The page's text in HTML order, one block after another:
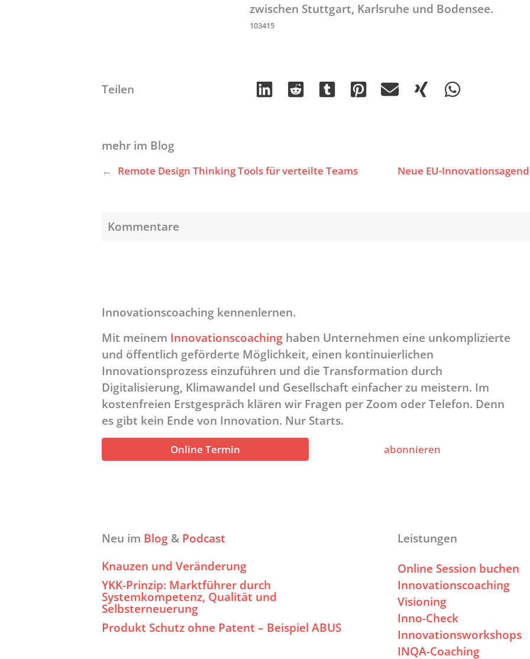
zwischen Stuttgart, Karlsruhe und Bodensee.
103415
Teilen
mehr im Blog
← Remote Design Thinking Tools für verteilte Teams Neue EU-
Kommentare
Innovationscoaching kennenlernen.
Mit meinem Innovationscoaching haben Unternehmen eine unkomplizierte
und öffentlich geförderte Möglichkeit, einen kontinuierlichen
Innovationsprozess einzuführen und die Transformation durch
Digitalisierung, Klimawandel und Gesellschaft einfacher zu meistern. Im
kostenfreien Erstgespräch klären wir Fragen per Zoom oder Telefon. Denn
es gibt kein Ende von Innovation. Nur Starts.
Online Termin abonnieren
Neu im Blog & Podcast
Knauzen und Veränderung
YKK-Prinzip: Marktführer durch
Systemkompetenz, Qualität und
Selbsterneuerung
Produkt Schutz ohne Patent – Beispiel ABUS
Leistungen
Online Session buchen
Innovationscoaching
Visioning
Inno-Check
Innovationsworkshops
INQA-Coaching